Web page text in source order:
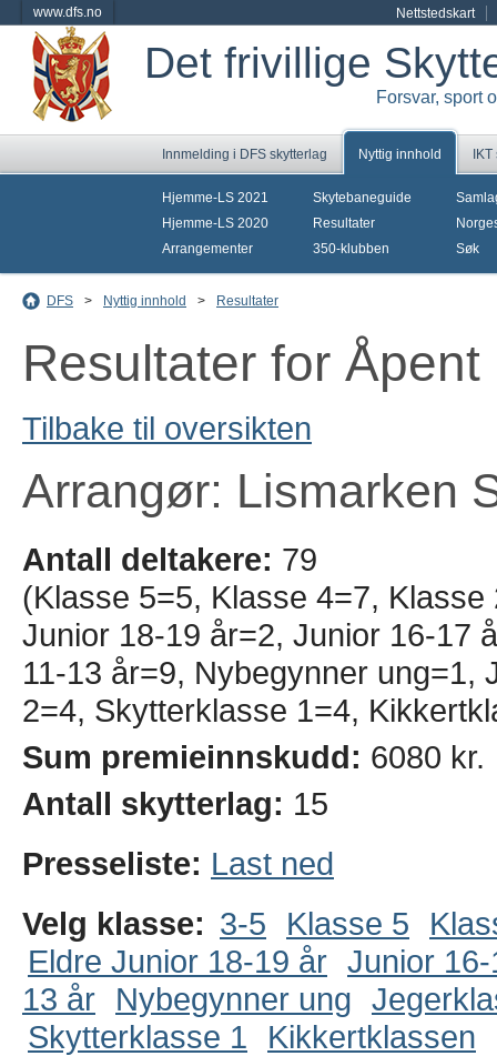
www.dfs.no Nettstedskart
Det frivillige
Forsvar, sport
Innmelding i DFS skytterlag Nyttig innhold
Hjemme-LS 2021
Hjemme-LS 2020
Arrangementer
Skytebaneguide
Resultater
350-klubben
Søk
DFS > Nyttig innhold > Resultater
Resultater for
Tilbake til oversikten
Arrangør: Lismarken
Antall deltakere: 79
(Klasse 5=5, Klasse 4=7,
Junior 18-19 år=2, Junior 16-17
11-13 år=9, Nybegynner ung=1,
2=4, Skytterklasse 1=4,
Sum premieinnskudd: 6080 kr.
Antall skytterlag: 15
Presseliste: Last ned
Velg klasse: 3-5 Klasse 5
Eldre Junior 18-19 år Junior
13 år
Nybegynner ung
Skytterklasse 1
Kikkertklassen